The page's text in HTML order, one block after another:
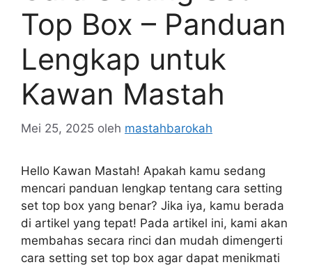
Top Box – Panduan
Lengkap untuk
Kawan Mastah
Mei 25, 2025 oleh mastahbarokah
Hello Kawan Mastah! Apakah kamu sedang
mencari panduan lengkap tentang cara setting
set top box yang benar? Jika iya, kamu berada
di artikel yang tepat! Pada artikel ini, kami akan
membahas secara rinci dan mudah dimengerti
cara setting set top box agar dapat menikmati